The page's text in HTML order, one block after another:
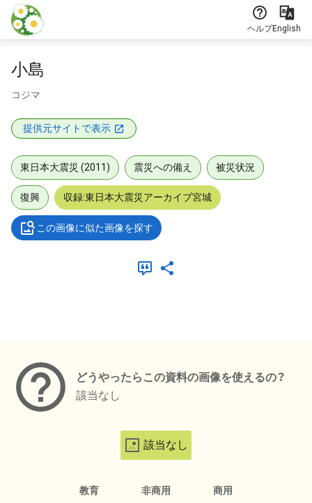
本文に飛ぶ
ヘルプEnglish
小島
コジマ
提供元サイトで表示
東日本大震災 (2011) 震災への備え 被災状況
復興 収録:東日本大震災アーカイブ宮城
この画像に似た画像を探す
どうやったらこの資料の画像を使えるの？
該当なし
該当なし
教育 非商用 商用